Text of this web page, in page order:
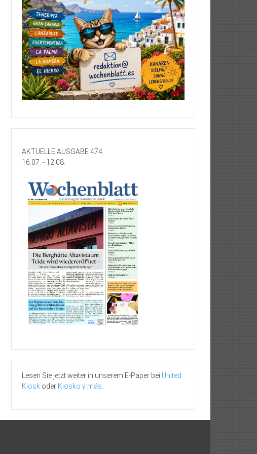
AKTUELLE AUSGABE 474
16.07. - 12.08.
Lesen Sie jetzt weiter in unserem E-Paper bei United
Kiosk oder Kiosko y más